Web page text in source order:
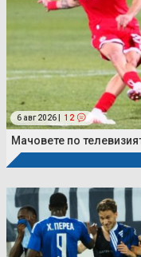
6 авг 2026 | 12
Мачовете по